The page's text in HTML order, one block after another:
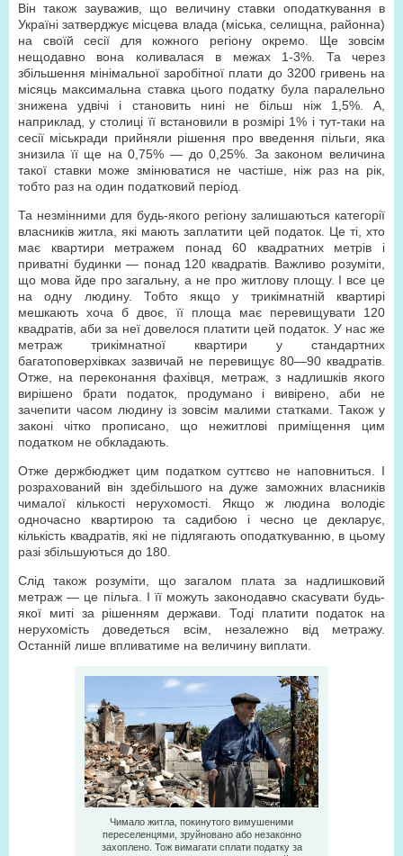
Він також зауважив, що величину ставки оподаткування в
Україні затверджує місцева влада (міська, селищна, районна)
на своїй сесії для кожного регіону окремо. Ще зовсім
нещодавно вона коливалася в межах 1-3%. Та через
збільшення мінімальної заробітної плати до 3200 гривень на
місяць максимальна ставка цього податку була паралельно
знижена удвічі і становить нині не більш ніж 1,5%. А,
наприклад, у столиці її встановили в розмірі 1% і тут-таки на
сесії міськради прийняли рішення про введення пільги, яка
знизила її ще на 0,75% — до 0,25%. За законом величина
такої ставки може змінюватися не частіше, ніж раз на рік,
тобто раз на один податковий період.
Та незмінними для будь-якого регіону залишаються категорії
власників житла, які мають заплатити цей податок. Це ті, хто
має квартири метражем понад 60 квадратних метрів і
приватні будинки — понад 120 квадратів. Важливо розуміти,
що мова йде про загальну, а не про житлову площу. І все це
на одну людину. Тобто якщо у трикімнатній квартирі
мешкають хоча б двоє, її площа має перевищувати 120
квадратів, аби за неї довелося платити цей податок. У нас же
метраж трикімнатної квартири у стандартних
багатоповерхівках зазвичай не перевищує 80—90 квадратів.
Отже, на переконання фахівця, метраж, з надлишків якого
вирішено брати податок, продумано і вивірено, аби не
зачепити часом людину із зовсім малими статками. Також у
законі чітко прописано, що нежитлові приміщення цим
податком не обкладають.
Отже держбюджет цим податком суттєво не наповниться. І
розрахований він здебільшого на дуже заможних власників
чималої кількості нерухомості. Якщо ж людина володіє
одночасно квартирою та садибою і чесно це декларує,
кількість квадратів, які не підлягають оподаткуванню, в цьому
разі збільшуються до 180.
Слід також розуміти, що загалом плата за надлишковий
метраж — це пільга. І її можуть законодавчо скасувати будь-
якої миті за рішенням держави. Тоді платити податок на
нерухомість доведеться всім, незалежно від метражу.
Останній лише впливатиме на величину виплати.
Чимало житла, покинутого вимушеними
переселенцями, зруйновано або незаконно
захоплено. Тож вимагати сплати податку за